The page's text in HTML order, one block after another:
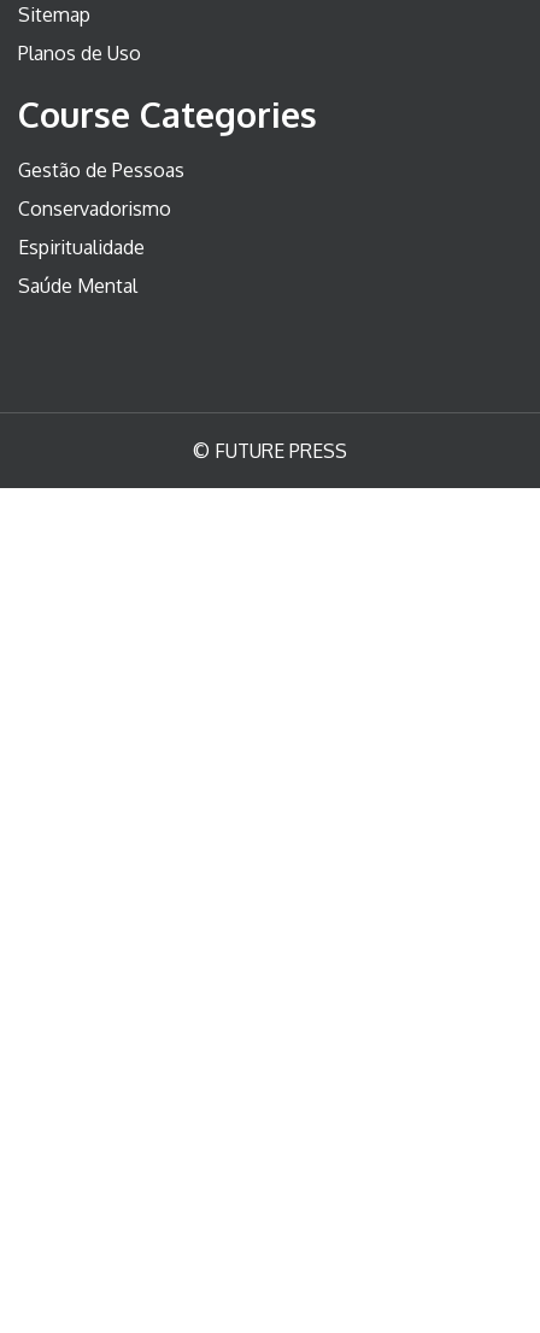
Sitemap
Planos de Uso
Course Categories
Gestão de Pessoas
Conservadorismo
Espiritualidade
Saúde Mental
© FUTURE PRESS